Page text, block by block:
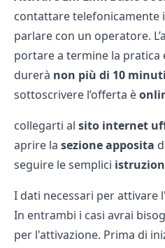
contattare telefonicamente
parlare con un operatore.
portare a termine la pratica
durerà non più di 10 minuti
sottoscrivere l’offerta è
collegarti al sito internet
aprire la sezione apposita
seguire le semplici
I dati necessari per attivare
In entrambi i casi avrai
per l'attivazione. Prima di